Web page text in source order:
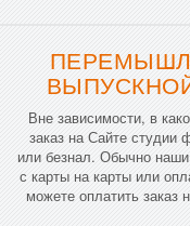
Вне зависимости, в
заказ на Сайте студии
или безнал. Обычно
с карты на карты или
можете оплатить